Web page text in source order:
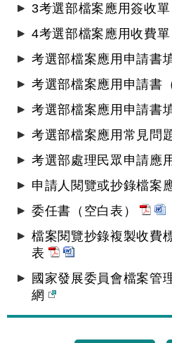
3考選部檔案應用簽收單
4考選部檔案應用收費單
考選部檔案應用申請書
考選部檔案應用申請書
考選部檔案應用申請書
考選部檔案應用常見問
考選部處理民眾申請應
申請人閱覽或抄錄檔案
委任書（空白表）
檔案閱覽抄錄複製收費
表
國家發展委員會檔案管
網